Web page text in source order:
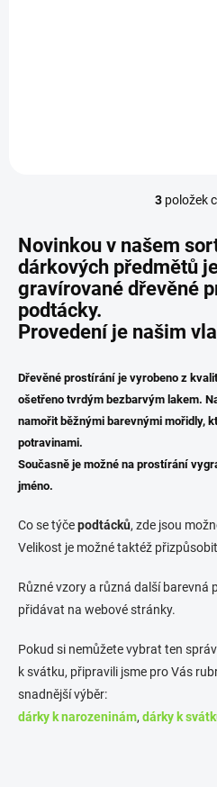
O
l
á
d
a
í
p
v
k
y
v
p
u
3položek
Novinkou v našem
dárkových předmětů
gravírované dřevěné
podtácky.
Provedení je našim
Dřevěné prostírání je vyrobeno z
ošetřeno tvrdým bezbarvým lakem.
namořit běžnými barevnými mořidly,
potravinami.
Současně je možné na prostírání
jméno.
Co se týčepodtácků, zde jsou
Velikost je možné taktéž
Různé vzory a různá další barevná
přidávat na webové stránky.
Pokud si nemůžete vybrat ten
k svátku, připravili jsme pro Vás
snadnější výběr:
dárky k narozeninám, dárky k